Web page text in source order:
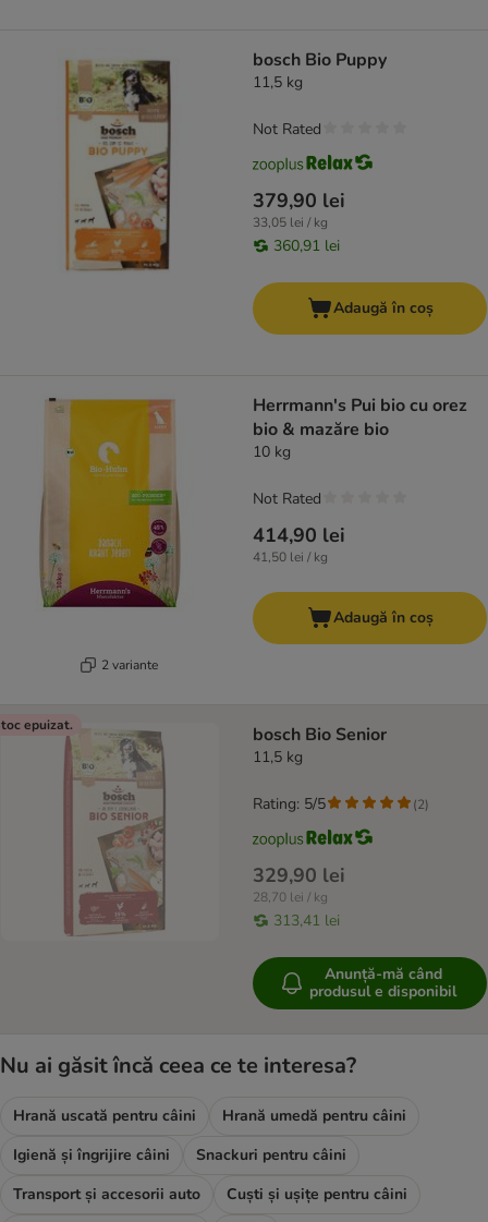
bosch Bio Puppy
11,5 kg
379,90 lei
33,05 lei / kg
360,91 lei
Not Rated
Adaugă în coș
2 variante
Herrmann's Pui bio cu orez
bio & mazăre bio
10 kg
414,90 lei
41,50 lei / kg
Not Rated
Adaugă în coș
epuizat. bosch Bio Senior
11,5 kg
329,90 lei
28,70 lei / kg
313,41 lei
Rating: 5/5 (2)
Anunță-mă când
produsul e disponibil
Nu ai găsit încă ceea ce te interesa?
Hrană uscată pentru câini
Hrană umedă pentru câini
Igienă și îngrijire câini
Snackuri pentru câini
Transport și accesorii auto
Cuști și ușițe pentru câini